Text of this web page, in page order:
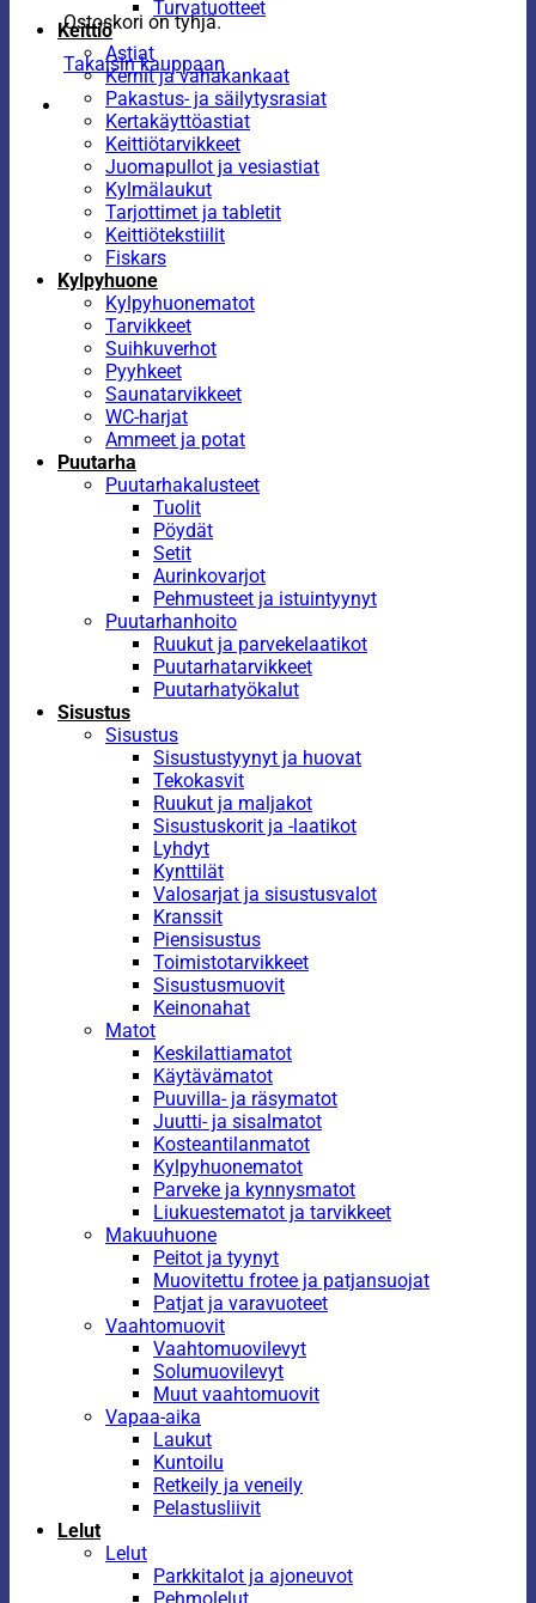
Ostoskori on tyhjä.
Takaisin kauppaan
Turvatuotteet
Keittiö
Astiat
Kernit ja vahakankaat
Pakastus- ja säilytysrasiat
Kertakäyttöastiat
Keittiötarvikkeet
Juomapullot ja vesiastiat
Kylmälaukut
Tarjottimet ja tabletit
Keittiötekstiilit
Fiskars
Kylpyhuone
Kylpyhuonematot
Tarvikkeet
Suihkuverhot
Pyyhkeet
Saunatarvikkeet
WC-harjat
Ammeet ja potat
Puutarha
Puutarhakalusteet
Tuolit
Pöydät
Setit
Aurinkovarjot
Pehmusteet ja istuintyynyt
Puutarhanhoito
Ruukut ja parvekelaatikot
Puutarhatarvikkeet
Puutarhatyökalut
Sisustus
Sisustus
Sisustustyynyt ja huovat
Tekokasvit
Ruukut ja maljakot
Sisustuskorit ja -laatikot
Lyhdyt
Kynttilät
Valosarjat ja sisustusvalot
Kranssit
Piensisustus
Toimistotarvikkeet
Sisustusmuovit
Keinonahat
Matot
Keskilattiamatot
Käytävämatot
Puuvilla- ja räsymatot
Juutti- ja sisalmatot
Kosteantilanmatot
Kylpyhuonematot
Parveke ja kynnysmatot
Liukuestematot ja tarvikkeet
Makuuhuone
Peitot ja tyynyt
Muovitettu frotee ja patjansuojat
Patjat ja varavuoteet
Vaahtomuovit
Vaahtomuovilevyt
Solumuovilevyt
Muut vaahtomuovit
Vapaa-aika
Laukut
Kuntoilu
Retkeily ja veneily
Pelastusliivit
Lelut
Lelut
Parkkitalot ja ajoneuvot